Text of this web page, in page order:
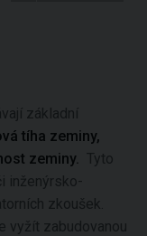
základní
tíha zeminy,
zeminy. Tyto
inženýrsko-
zkoušek.
vyžít zabudovanou